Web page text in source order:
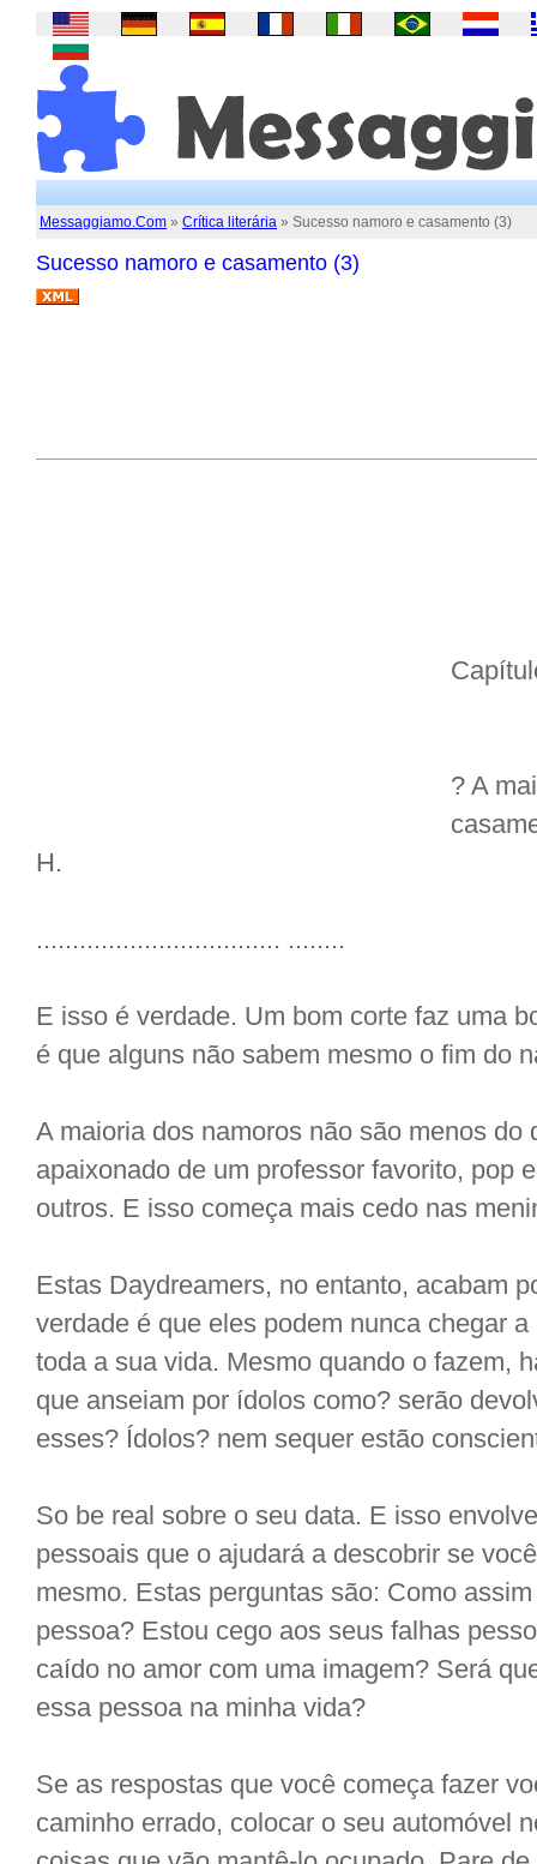
Messaggiamo.Com » Crítica literária » Sucesso namoro e casamento (3)
Sucesso namoro e casamento (3)
? A
H.
.................................. ........
E isso é verdade. Um bom corte faz uma
é que alguns não sabem mesmo o fim do
A maioria dos namoros não são menos do
apaixonado de um professor favorito, pop
outros. E isso começa mais cedo nas
Estas Daydreamers, no entanto, acabam
verdade é que eles podem nunca chegar
toda a sua vida. Mesmo quando o fazem,
que anseiam por ídolos como? serão
esses? Ídolos? nem sequer estão
So be real sobre o seu data. E isso
pessoais que o ajudará a descobrir se
mesmo. Estas perguntas são: Como
pessoa? Estou cego aos seus falhas
caído no amor com uma imagem? Será
essa pessoa na minha vida?
Se as respostas que você começa fazer
caminho errado, colocar o seu automóvel